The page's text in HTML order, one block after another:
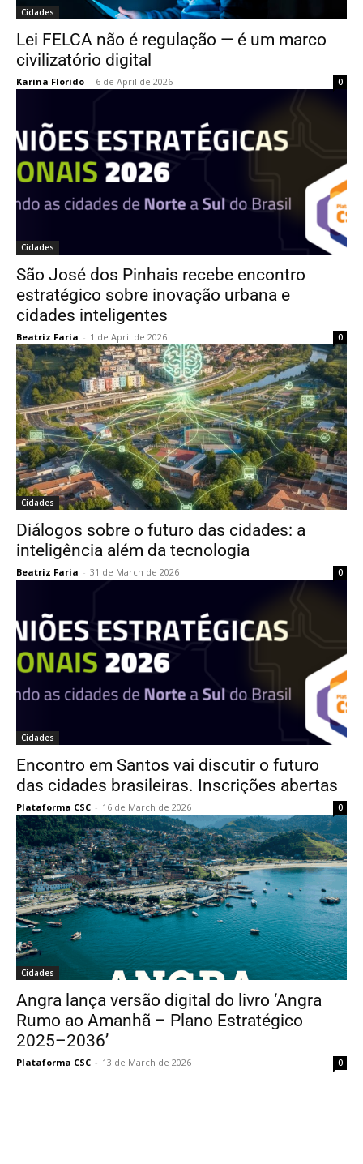
Cidades
Lei FELCA não é regulação — é um marco
civilizatório digital
Karina Florido - 6 de April de 2026 0
Cidades
São José dos Pinhais recebe encontro
estratégico sobre inovação urbana e
cidades inteligentes
Beatriz Faria - 1 de April de 2026 0
Cidades
Diálogos sobre o futuro das cidades: a
inteligência além da tecnologia
Beatriz Faria - 31 de March de 2026 0
Cidades
Encontro em Santos vai discutir o futuro
das cidades brasileiras. Inscrições abertas
Plataforma CSC - 16 de March de 2026 0
Cidades
Angra lança versão digital do livro ‘Angra
Rumo ao Amanhã – Plano Estratégico
2025–2036’
Plataforma CSC - 13 de March de 2026 0